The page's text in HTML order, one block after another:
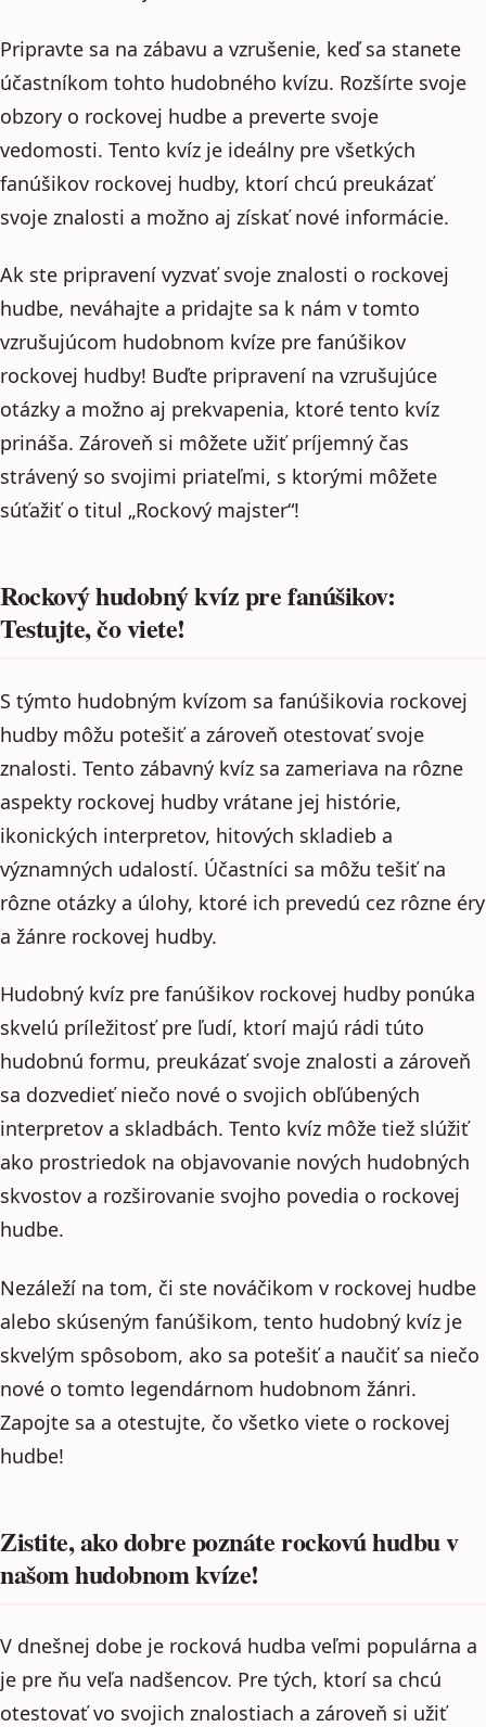
Pripravte sa na zábavu a vzrušenie, keď sa stanete
účastníkom tohto hudobného kvízu. Rozšírte svoje
obzory o rockovej hudbe a preverte svoje
vedomosti. Tento kvíz je ideálny pre všetkých
fanúšikov rockovej hudby, ktorí chcú preukázať
svoje znalosti a možno aj získať nové informácie.
Ak ste pripravení vyzvať svoje znalosti o rockovej
hudbe, neváhajte a pridajte sa k nám v tomto
vzrušujúcom hudobnom kvíze pre fanúšikov
rockovej hudby! Buďte pripravení na vzrušujúce
otázky a možno aj prekvapenia, ktoré tento kvíz
prináša. Zároveň si môžete užiť príjemný čas
strávený so svojimi priateľmi, s ktorými môžete
súťažiť o titul „Rockový majster“!
Rockový hudobný kvíz pre fanúšikov:
Testujte, čo viete!
S týmto hudobným kvízom sa fanúšikovia rockovej
hudby môžu potešiť a zároveň otestovať svoje
znalosti. Tento zábavný kvíz sa zameriava na rôzne
aspekty rockovej hudby vrátane jej histórie,
ikonických interpretov, hitových skladieb a
významných udalostí. Účastníci sa môžu tešiť na
rôzne otázky a úlohy, ktoré ich prevedú cez rôzne éry
a žánre rockovej hudby.
Hudobný kvíz pre fanúšikov rockovej hudby ponúka
skvelú príležitosť pre ľudí, ktorí majú rádi túto
hudobnú formu, preukázať svoje znalosti a zároveň
sa dozvedieť niečo nové o svojich obľúbených
interpretov a skladbách. Tento kvíz môže tiež slúžiť
ako prostriedok na objavovanie nových hudobných
skvostov a rozširovanie svojho povedia o rockovej
hudbe.
Nezáleží na tom, či ste nováčikom v rockovej hudbe
alebo skúseným fanúšikom, tento hudobný kvíz je
skvelým spôsobom, ako sa potešiť a naučiť sa niečo
nové o tomto legendárnom hudobnom žánri.
Zapojte sa a otestujte, čo všetko viete o rockovej
hudbe!
Zistite, ako dobre poznáte rockovú hudbu v
našom hudobnom kvíze!
V dnešnej dobe je rocková hudba veľmi populárna a
je pre ňu veľa nadšencov. Pre tých, ktorí sa chcú
otestovať vo svojich znalostiach a zároveň si užiť